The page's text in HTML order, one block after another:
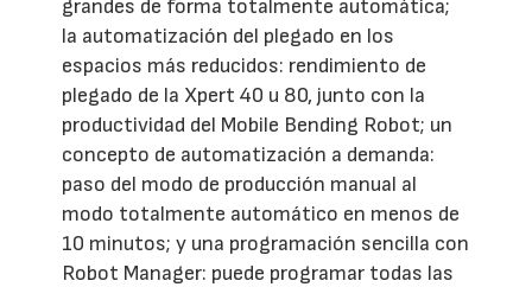
grandes de forma totalmente automática;
la automatización del plegado en los
espacios más reducidos: rendimiento de
plegado de la Xpert 40 u 80, junto con la
productividad del Mobile Bending Robot; un
concepto de automatización a demanda:
paso del modo de producción manual al
modo totalmente automático en menos de
10 minutos; y una programación sencilla con
Robot Manager: puede programar todas las